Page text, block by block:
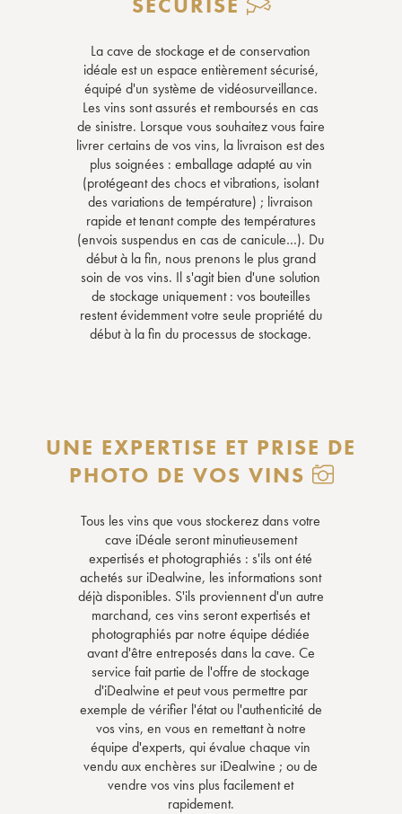
La cave de stockage et de conservation
idéale est un espace entièrement sécurisé,
équipé d'un système de vidéosurveillance.
Les vins sont assurés et remboursés en cas
de sinistre. Lorsque vous souhaitez vous faire
livrer certains de vos vins, la livraison est des
plus soignées : emballage adapté au vin
(protégeant des chocs et vibrations, isolant
des variations de température) ; livraison
rapide et tenant compte des températures
(envois suspendus en cas de canicule…). Du
début à la fin, nous prenons le plus grand
soin de vos vins. Il s'agit bien d'une solution
de stockage uniquement : vos bouteilles
restent évidemment votre seule propriété du
début à la fin du processus de stockage.
UNE EXPERTISE ET PRISE DE
PHOTO DE VOS VINS
Tous les vins que vous stockerez dans votre
cave iDéale seront minutieusement
expertisés et photographiés : s'ils ont été
achetés sur iDealwine, les informations sont
déjà disponibles. S'ils proviennent d'un autre
marchand, ces vins seront expertisés et
photographiés par notre équipe dédiée
avant d'être entreposés dans la cave. Ce
service fait partie de l'offre de stockage
d'iDealwine et peut vous permettre par
exemple de vérifier l'état ou l'authenticité de
vos vins, en vous en remettant à notre
équipe d'experts, qui évalue chaque vin
vendu aux enchères sur iDealwine ; ou de
vendre vos vins plus facilement et
rapidement.